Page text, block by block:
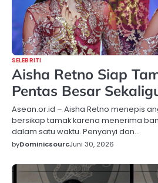
SELEBRITI
Aisha Retno Siap
Pentas Besar
Asean.or.id – Aisha Retno menepis
bersikap tamak karena menerima
dalam satu waktu. Penyanyi dan…
byDominicsourcJuni 30, 2026